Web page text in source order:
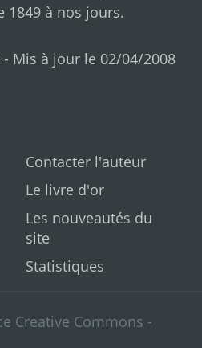
1849 à nos jours.
Mis à jour le 02/04/2008
Contacter l'auteur
Le livre d'or
Les nouveautés du
site
Statistiques
Creative Commons -